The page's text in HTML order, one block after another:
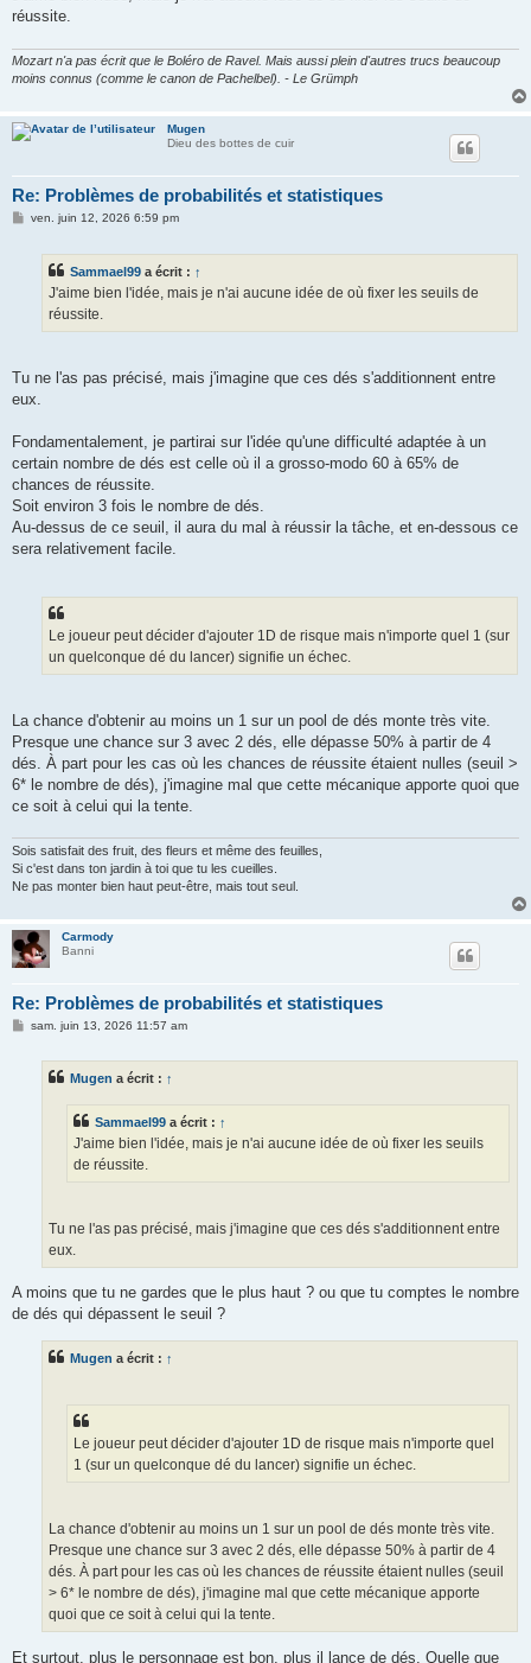
réussite.
Mozart n'a pas écrit que le Boléro de Ravel. Mais aussi plein d'autres trucs beaucoup
moins connus (comme le canon de Pachelbel). - Le Grümph
Mugen
Dieu des bottes de cuir
Re: Problèmes de probabilités et statistiques
Mven. juin 12, 2026 6:59 pm
Sammael99 a écrit : ↑
J'aime bien l'idée, mais je n'ai aucune idée de où fixer les seuils de
réussite.
Tu ne l'as pas précisé, mais j'imagine que ces dés s'additionnent entre
eux.
Fondamentalement, je partirai sur l'idée qu'une difficulté adaptée à un
certain nombre de dés est celle où il a grosso-modo 60 à 65% de
chances de réussite.
Soit environ 3 fois le nombre de dés.
Au-dessus de ce seuil, il aura du mal à réussir la tâche, et en-dessous ce
sera relativement facile.
Le joueur peut décider d'ajouter 1D de risque mais n'importe quel 1 (sur
un quelconque dé du lancer) signifie un échec.
La chance d'obtenir au moins un 1 sur un pool de dés monte très vite.
Presque une chance sur 3 avec 2 dés, elle dépasse 50% à partir de 4
dés. À part pour les cas où les chances de réussite étaient nulles (seuil >
6* le nombre de dés), j'imagine mal que cette mécanique apporte quoi que
ce soit à celui qui la tente.
Sois satisfait des fruit, des fleurs et même des feuilles,
Si c'est dans ton jardin à toi que tu les cueilles.
Ne pas monter bien haut peut-être, mais tout seul.
Carmody
Banni
Re: Problèmes de probabilités et statistiques
Msam. juin 13, 2026 11:57 am
Mugen a écrit : ↑
Sammael99 a écrit : ↑
J'aime bien l'idée, mais je n'ai aucune idée de où fixer les seuils
de réussite.
Tu ne l'as pas précisé, mais j'imagine que ces dés s'additionnent entre
eux.
A moins que tu ne gardes que le plus haut ? ou que tu comptes le nombre
de dés qui dépassent le seuil ?
Mugen a écrit : ↑
Le joueur peut décider d'ajouter 1D de risque mais n'importe quel
1 (sur un quelconque dé du lancer) signifie un échec.
La chance d'obtenir au moins un 1 sur un pool de dés monte très vite.
Presque une chance sur 3 avec 2 dés, elle dépasse 50% à partir de 4
dés. À part pour les cas où les chances de réussite étaient nulles (seuil
> 6* le nombre de dés), j'imagine mal que cette mécanique apporte
quoi que ce soit à celui qui la tente.
Et surtout, plus le personnage est bon, plus il lance de dés. Quelle que